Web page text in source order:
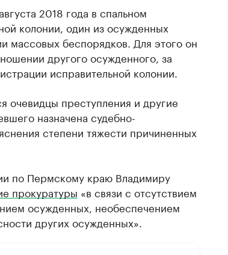
2018 года в спальном
колонии, один из осужденных
массовых беспорядков. Для этого он
другого осужденного, за
исправительной колонии.
очевидцы преступления и другие
назначена судебно-
степени тяжести причиненных
по Пермскому краю Владимиру
прокуратуры «в связи с отсутствием
осужденных, необеспечением
других осужденных».